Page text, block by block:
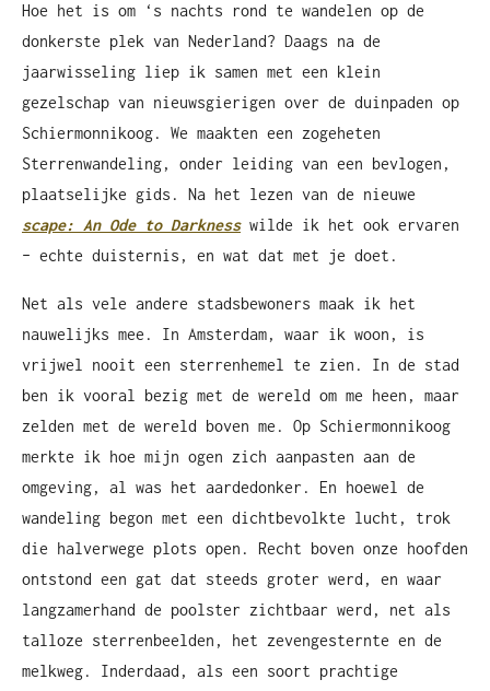
Hoe het is om ‘s nachts rond te wandelen op de
donkerste plek van Nederland? Daags na de
jaarwisseling liep ik samen met een klein
gezelschap van nieuwsgierigen over de duinpaden op
Schiermonnikoog. We maakten een zogeheten
Sterrenwandeling, onder leiding van een bevlogen,
plaatselijke gids. Na het lezen van de nieuwe
scape: An Ode to Darknesswilde ik het ook ervaren
– echte duisternis, en wat dat met je doet.
Net als vele andere stadsbewoners maak ik het
nauwelijks mee. In Amsterdam, waar ik woon, is
vrijwel nooit een sterrenhemel te zien. In de stad
ben ik vooral bezig met de wereld om me heen, maar
zelden met de wereld boven me. Op Schiermonnikoog
merkte ik hoe mijn ogen zich aanpasten aan de
omgeving, al was het aardedonker. En hoewel de
wandeling begon met een dichtbevolkte lucht, trok
die halverwege plots open. Recht boven onze hoofden
ontstond een gat dat steeds groter werd, en waar
langzamerhand de poolster zichtbaar werd, net als
talloze sterrenbeelden, het zevengesternte en de
melkweg. Inderdaad, als een soort prachtige